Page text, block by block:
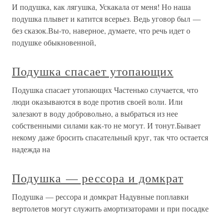
И подушка, как лягушка, Ускакала от меня! Но наша
подушка плывет и катится всерьез. Ведь уговор был —
без сказок.Вы-то, наверное, думаете, что речь идет о
подушке обыкновенной,
Подушка спасает утопающих
Подушка спасает утопающих Частенько случается, что
люди оказываются в воде против своей воли. Или
залезают в воду добровольно, а выбраться из нее
собственными силами как-то не могут. И тонут.Бывает
некому даже бросить спасательный круг, так что остается
надежда на
Подушка — рессора и домкрат
Подушка — рессора и домкрат Надувные поплавки
вертолетов могут служить амортизаторами и при посадке